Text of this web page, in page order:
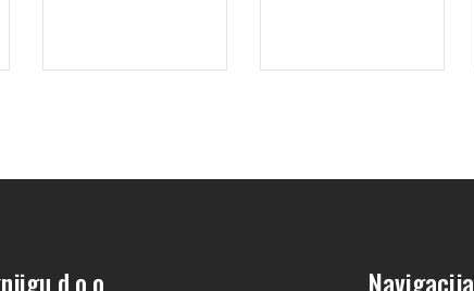
d.o.o. Navigacija